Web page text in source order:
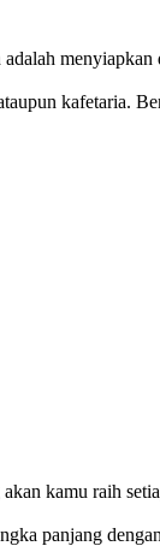
kafetaria.
kamu raih
panjang